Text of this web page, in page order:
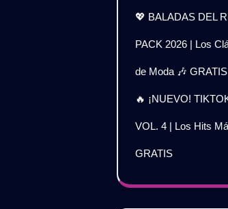
💖 BALADAS DEL
PACK 2026 | Los
de Moda 🎶 GRATIS
🔥 ¡NUEVO!
VOL. 4 | Los Hits
GRATIS